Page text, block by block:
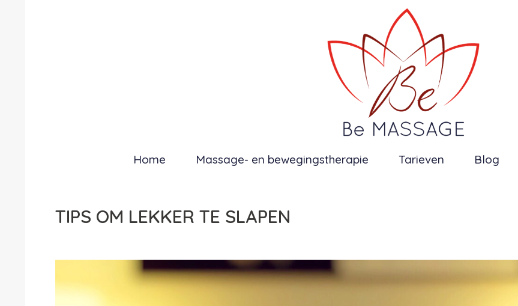
Home Massage- en bewegingstherapie Tarieven Blog
TIPS OM LEKKER TE SLAPEN